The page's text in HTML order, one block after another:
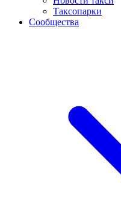
Таксопарки
Сообщества